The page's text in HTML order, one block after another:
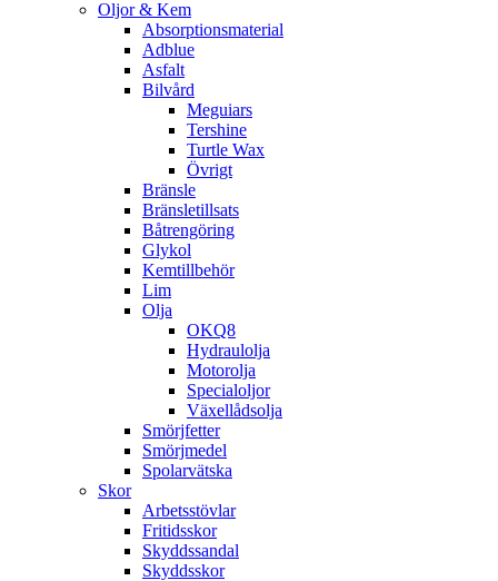
Oljor & Kem
Absorptionsmaterial
Adblue
Asfalt
Bilvård
Meguiars
Tershine
Turtle Wax
Övrigt
Bränsle
Bränsletillsats
Båtrengöring
Glykol
Kemtillbehör
Lim
Olja
OKQ8
Hydraulolja
Motorolja
Specialoljor
Växellådsolja
Smörjfetter
Smörjmedel
Spolarvätska
Skor
Arbetsstövlar
Fritidsskor
Skyddssandal
Skyddsskor